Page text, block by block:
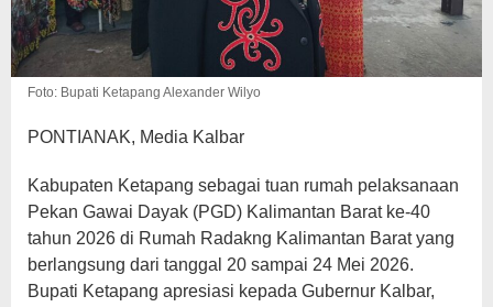
Foto: Bupati Ketapang Alexander Wilyo
PONTIANAK, Media Kalbar
Kabupaten Ketapang sebagai tuan rumah pelaksanaan
Pekan Gawai Dayak (PGD) Kalimantan Barat ke-40
tahun 2026 di Rumah Radakng Kalimantan Barat yang
berlangsung dari tanggal 20 sampai 24 Mei 2026.
Bupati Ketapang apresiasi kepada Gubernur Kalbar,